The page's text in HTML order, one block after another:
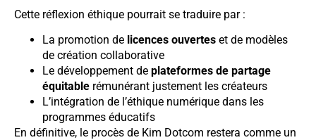
Cette réflexion éthique pourrait se traduire par :
La promotion de licences ouvertes et de modèles
de création collaborative
Le développement de plateformes de partage
équitable rémunérant justement les créateurs
L’intégration de l’éthique numérique dans les
programmes éducatifs
En définitive, le procès de Kim Dotcom restera comme un